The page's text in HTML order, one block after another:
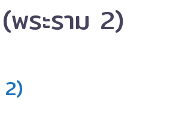
พระราม 2)